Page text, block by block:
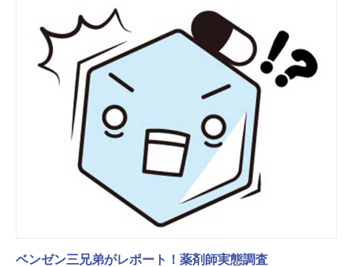
ベンゼン三兄弟がレポート！薬剤師実態調査